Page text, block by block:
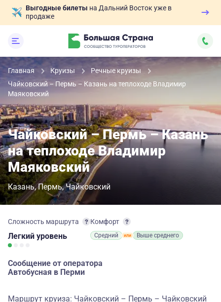
Выгодные билеты на Дальний Восток уже в
продаже
Главная Круизы
Речные круизы
Чайковский – Пермь – Казань на теплоходе Владимир
Маяковский
Чайковский – Пермь – Казань
на теплоходе Владимир
Маяковский
Казань Пермь Чайковский
Сложность маршрута
Легкий уровень
Комфорт
Средний Выше среднего
Сообщение от оператора
Автобусная в Перми
Маршрут круиза: Чайковский – Пермь – Чайковский